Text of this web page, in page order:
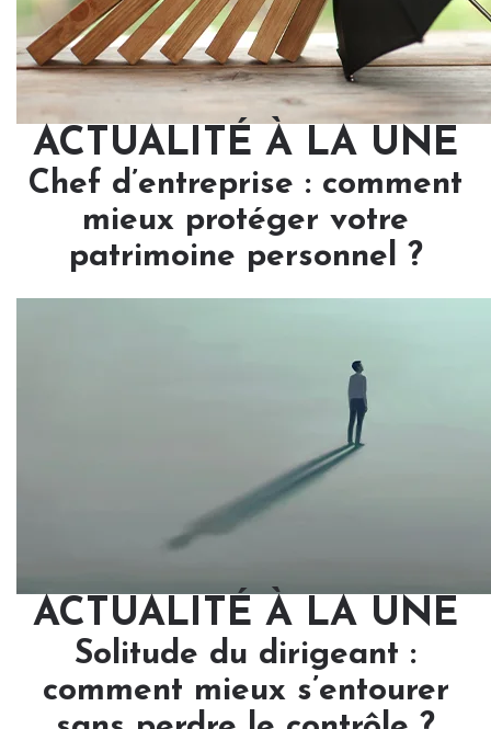
ACTUALITÉ À LA UNE
Chef d’entreprise : comment
mieux protéger votre
patrimoine personnel ?
ACTUALITÉ À LA UNE
Solitude du dirigeant :
comment mieux s’entourer